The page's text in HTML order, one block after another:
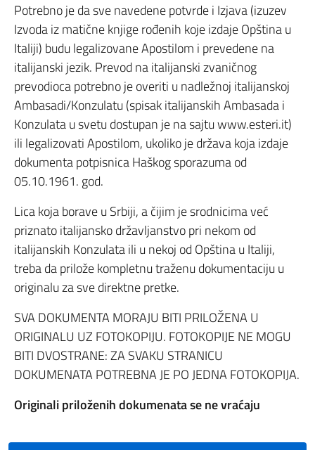
Potrebno je da sve navedene potvrde i Izjava (izuzev
Izvoda iz matične knjige rođenih koje izdaje Opština u
Italiji) budu legalizovane Apostilom i prevedene na
italijanski jezik. Prevod na italijanski zvaničnog
prevodioca potrebno je overiti u nadležnoj italijanskoj
Ambasadi/Konzulatu (spisak italijanskih Ambasada i
Konzulata u svetu dostupan je na sajtu www.esteri.it)
ili legalizovati Apostilom, ukoliko je država koja izdaje
dokumenta potpisnica Haškog sporazuma od
05.10.1961. god.
Lica koja borave u Srbiji, a čijim je srodnicima već
priznato italijansko državljanstvo pri nekom od
italijanskih Konzulata ili u nekoj od Opština u Italiji,
treba da prilože kompletnu traženu dokumentaciju u
originalu za sve direktne pretke.
SVA DOKUMENTA MORAJU BITI PRILOŽENA U
ORIGINALU UZ FOTOKOPIJU. FOTOKOPIJE NE MOGU
BITI DVOSTRANE: ZA SVAKU STRANICU
DOKUMENATA POTREBNA JE PO JEDNA FOTOKOPIJA.
Originali priloženih dokumenata se ne vraćaju